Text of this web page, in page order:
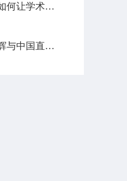
拆“墙”破“界”，这届科协年会如何让学术交流真正“活”起来？
从“绕着飞”到“追着飞”：邓景辉与中国直升机的蓝天之约